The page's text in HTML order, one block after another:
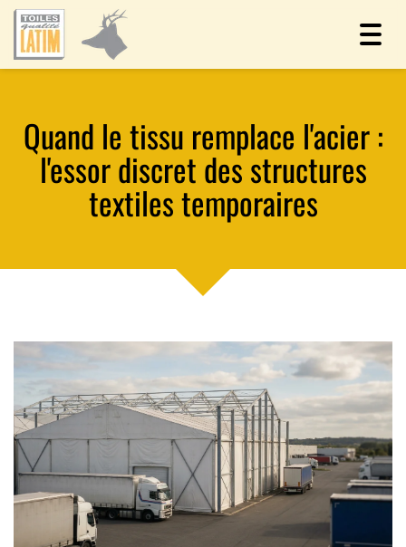
Quand le tissu remplace l'acier :
l'essor discret des structures
textiles temporaires